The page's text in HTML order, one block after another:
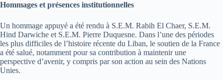
Hommages et présences institutionnelles
Un hommage appuyé a été rendu à S.E.M. Rabih El Chaer, S.E.M.
Hind Darwiche et S.E.M. Pierre Duquesne. Dans l’une des périodes
les plus difficiles de l’histoire récente du Liban, le soutien de la France
a été salué, notamment pour sa contribution à maintenir une
perspective d’avenir, y compris par son action au sein des Nations
Unies.